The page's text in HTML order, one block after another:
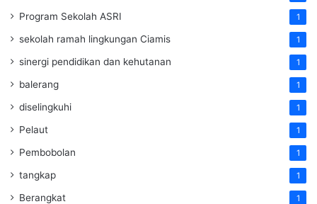
Program Sekolah ASRI 1
sekolah ramah lingkungan Ciamis 1
sinergi pendidikan dan kehutanan 1
balerang 1
diselingkuhi 1
Pelaut 1
Pembobolan 1
tangkap 1
Berangkat 1